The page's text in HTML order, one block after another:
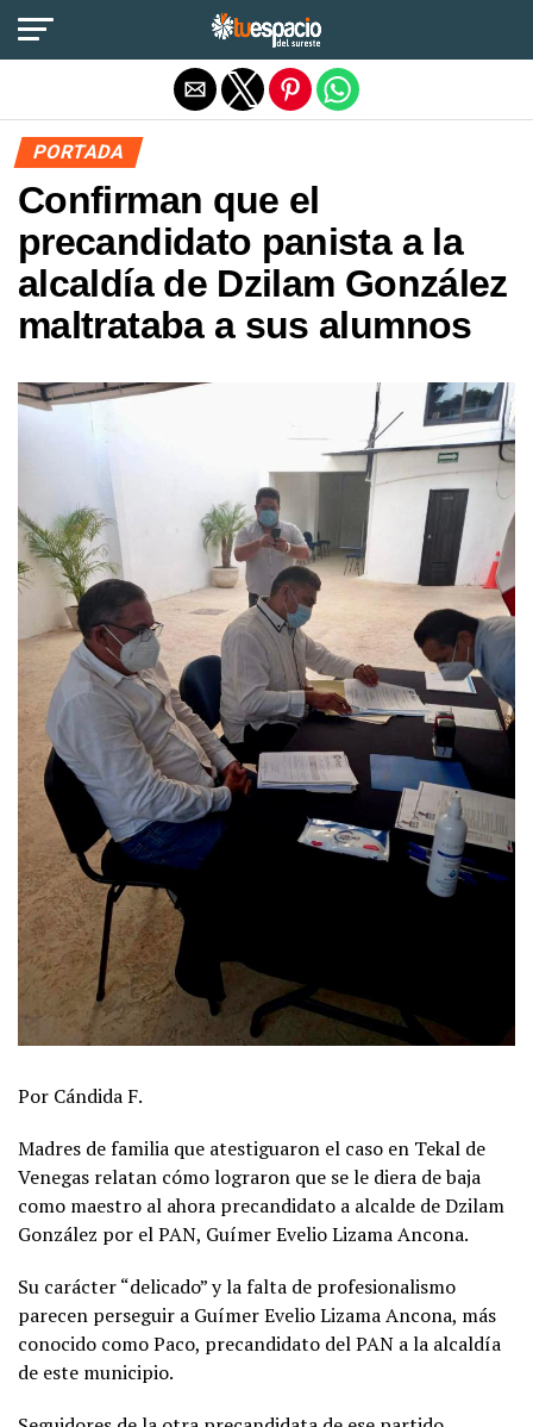
PORTADA
Confirman que el
precandidato panista a la
alcaldía de Dzilam González
maltrataba a sus alumnos
Por Cándida F.
Madres de familia que atestiguaron el caso en Tekal de
Venegas relatan cómo lograron que se le diera de baja
como maestro al ahora precandidato a alcalde de Dzilam
González por el PAN, Guímer Evelio Lizama Ancona.
Su carácter “delicado” y la falta de profesionalismo
parecen perseguir a Guímer Evelio Lizama Ancona, más
conocido como Paco, precandidato del PAN a la alcaldía
de este municipio.
Salir de la versión móvil